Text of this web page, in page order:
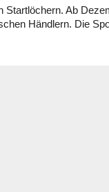
Startlöchern. Ab
Händlern. Die